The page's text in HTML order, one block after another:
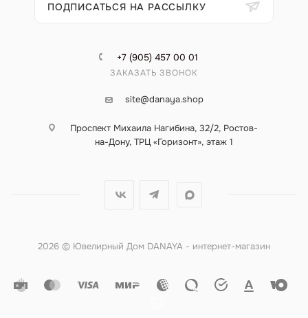
ПОДПИСАТЬСЯ НА РАССЫЛКУ
+7 (905) 457 00 01
ЗАКАЗАТЬ ЗВОНОК
site@danaya.shop
Проспект Михаила Нагибина, 32/2, Ростов-
на-Дону, ТРЦ «Горизонт», этаж 1
2026 © Ювелирный Дом DANAYA - интернет-магазин